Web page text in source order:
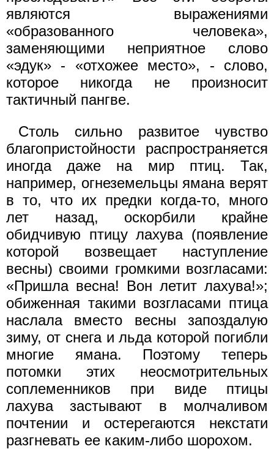
являются выражениями
«образованного человека»,
заменяющими неприятное слово
«эдук» - «отхожее место», - слово,
которое никогда не произносит
тактичный пангве.
Столь сильно развитое чувство
благопристойности распространяется
иногда даже на мир птиц. Так,
например, огнеземельцы ямана верят
в то, что их предки когда-то, много
лет назад, оскорбили крайне
обидчивую птицу лахува (появление
которой возвещает наступление
весны) своими громкими возгласами:
«Пришла весна! Вон летит лахува!»;
обиженная такими возгласами птица
наслала вместо весны запоздалую
зиму, от снега и льда которой погибли
многие ямана. Поэтому теперь
потомки этих неосмотрительных
соплеменников при виде птицы
лахува застывают в молчаливом
почтении и остерегаются некстати
разгневать ее каким-либо шорохом.